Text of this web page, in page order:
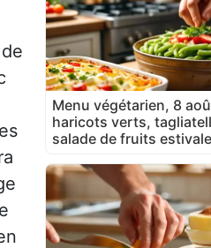
Menu végétarien, 8
haricots verts,
salade de fruits estivale